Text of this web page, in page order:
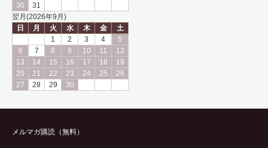
マラウイ共和国
マリ共和国
南アフリカ
ミャンマー
モロッコ
30
31
翌月(2026年9月)
日
月 火 水 木 金
土
1
2 3 4
5
6
7 8 9 10 11
12
13
14 15 16 17 18
19
20
21 22 23 24 25
26
27
28 29 30
メルマガ購読（無料）